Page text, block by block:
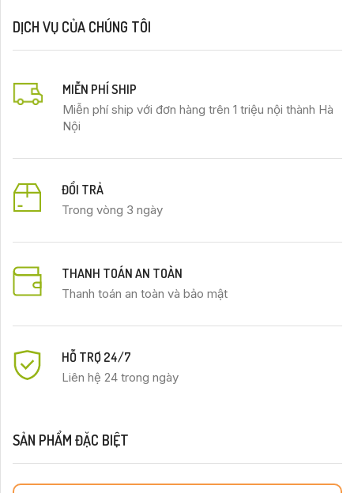
DỊCH VỤ CỦA CHÚNG TÔI
MIỄN PHÍ SHIP
Miễn phí ship với đơn hàng trên 1 triệu nội thành Hà
Nội
ĐỔI TRẢ
Trong vòng 3 ngày
THANH TOÁN AN TOÀN
Thanh toán an toàn và bảo mật
HỖ TRỢ 24/7
Liên hệ 24 trong ngày
SẢN PHẨM ĐẶC BIỆT